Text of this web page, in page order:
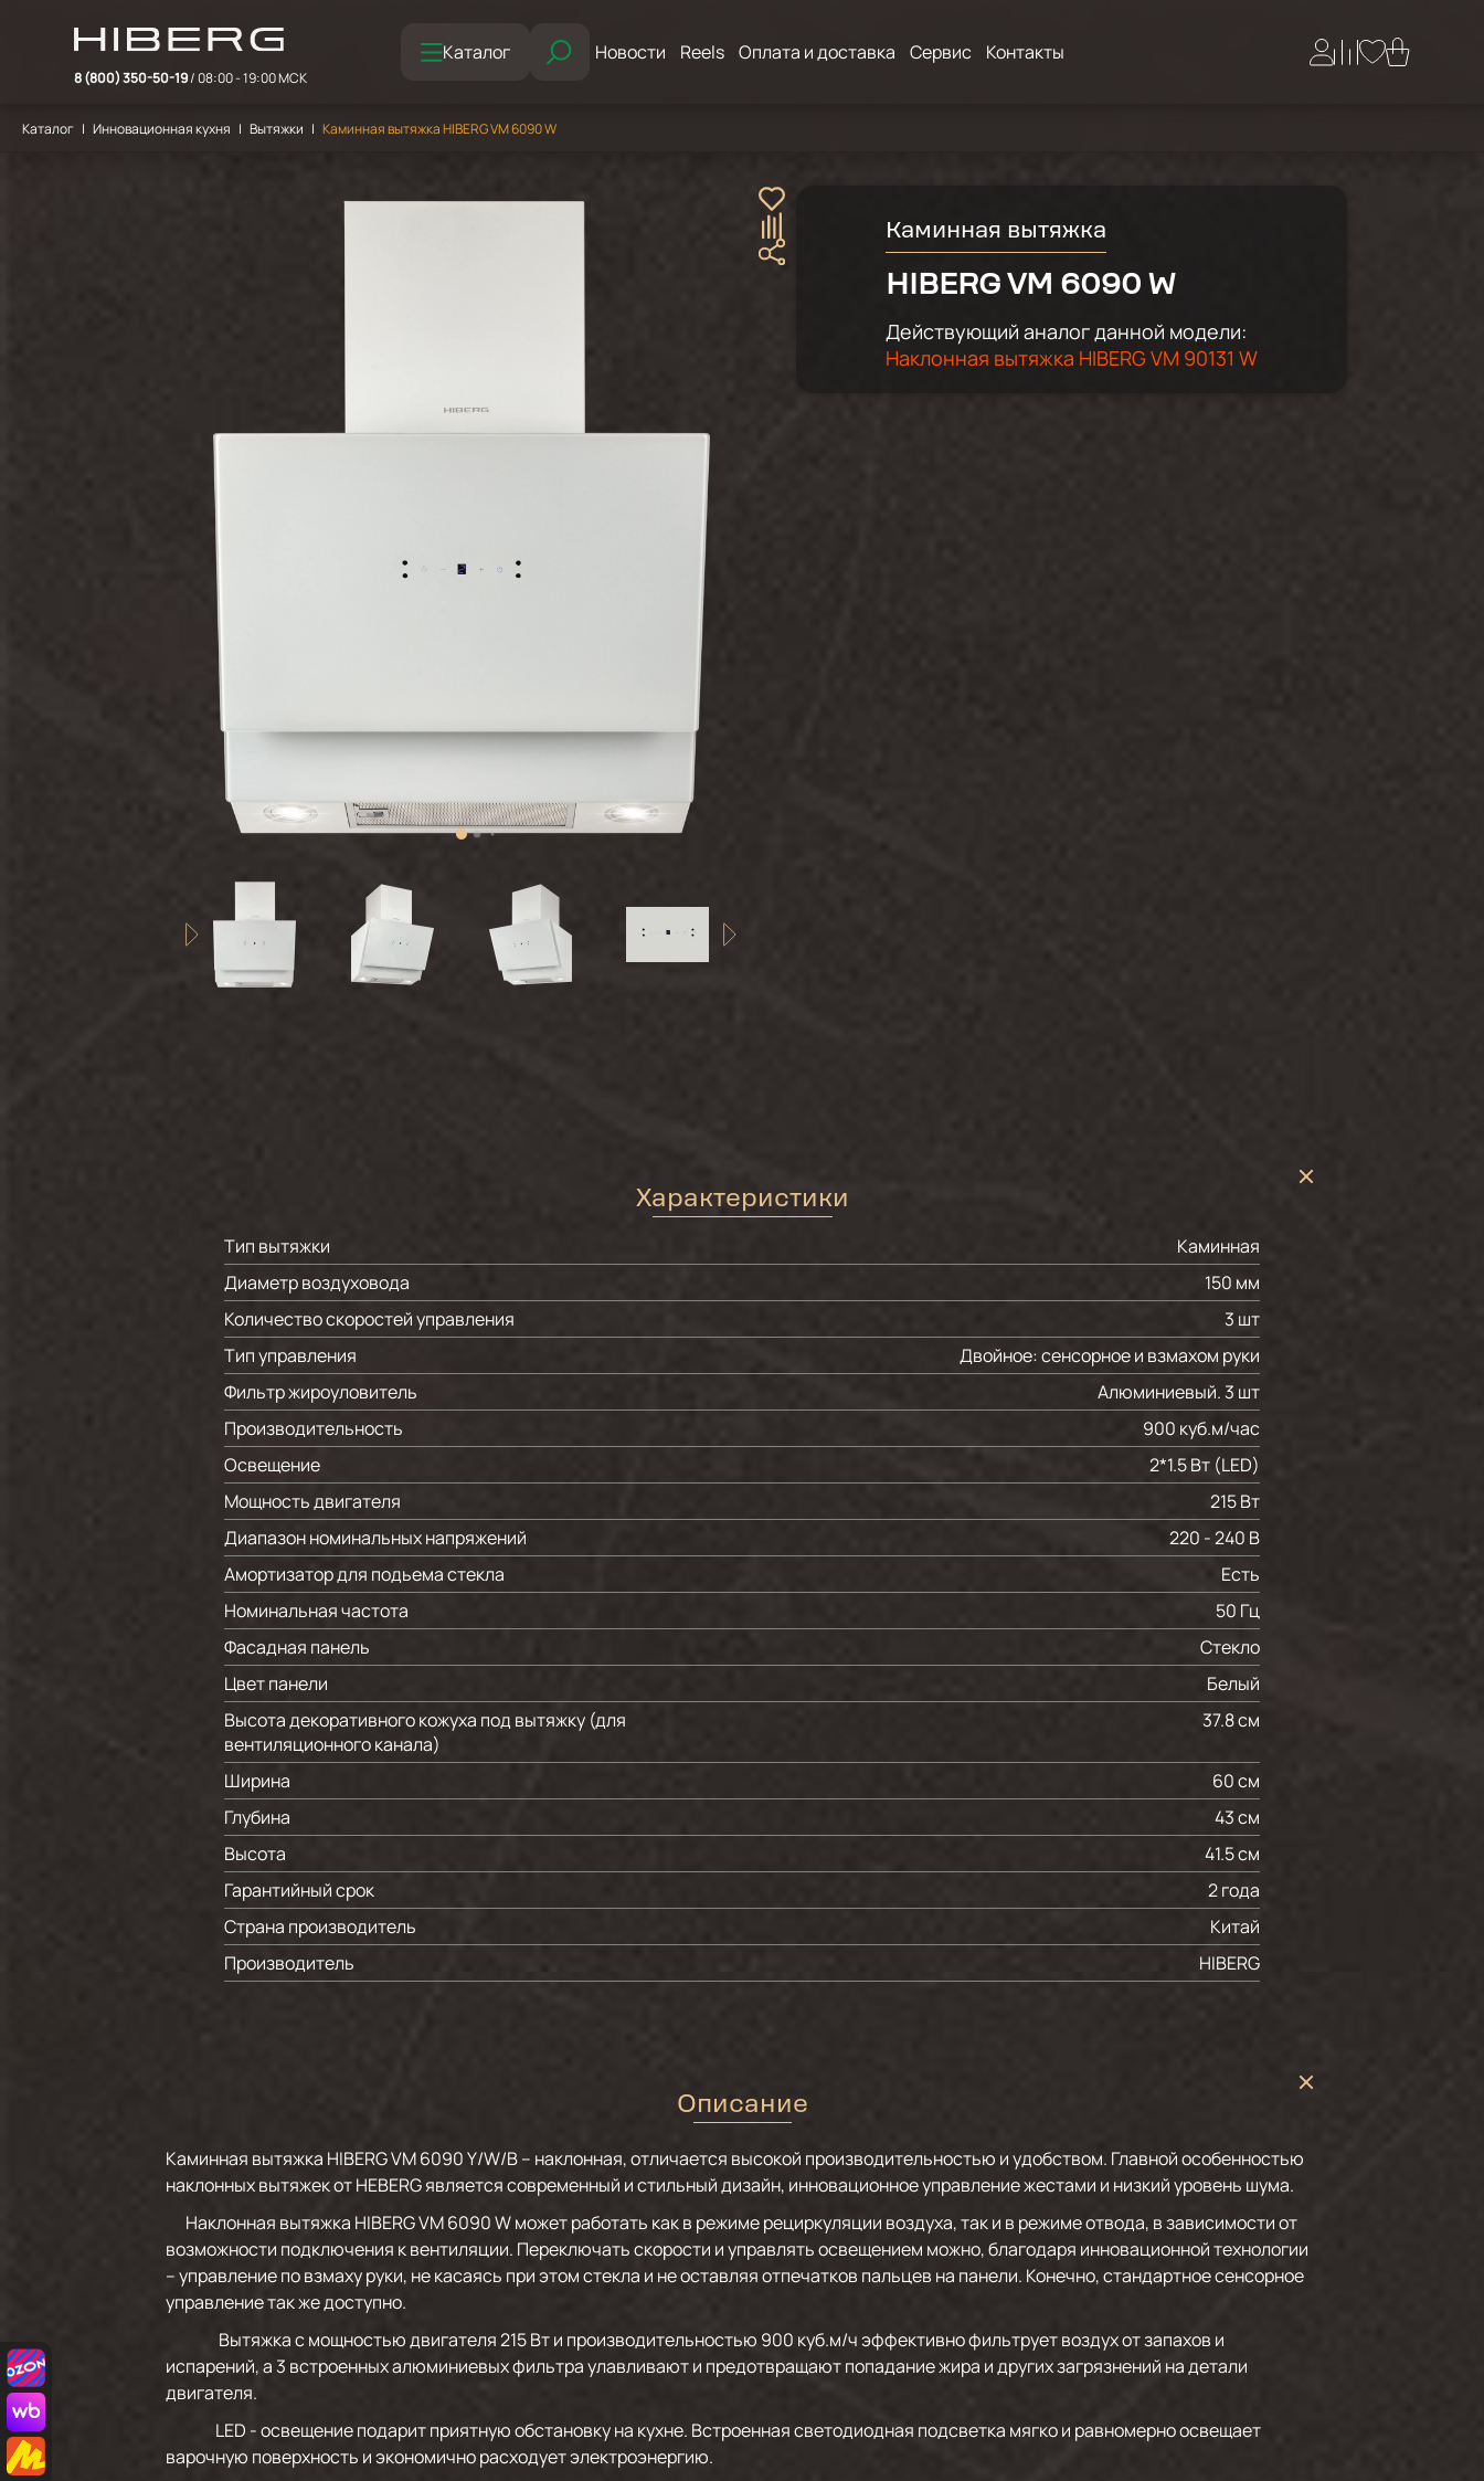
8 (800) 350-50-19/ 08:00 - 19:00 МСК
Каталог Новости Reels Оплата и доставка Сервис Контакты
Каталог Инновационная кухня Вытяжки Каминная вытяжка HIBERG VM 6090 W
Каминная вытяжка
HIBERG VM 6090 W
Действующий аналог данной модели:
Наклонная вытяжка HIBERG VM 90131 W
Характеристики
Тип вытяжки
Каминная
Диаметр воздуховода
150 мм
Количество скоростей управления
3 шт
Тип управления
Двойное: сенсорное и взмахом руки
Фильтр жироуловитель
Алюминиевый. 3 шт
Производительность
900 куб.м/час
Освещение
2*1.5 Вт (LED)
Мощность двигателя
215 Вт
Диапазон номинальных напряжений
220 - 240 В
Амортизатор для подьема стекла
Есть
Номинальная частота
50 Гц
Фасадная панель
Стекло
Цвет панели
Белый
Высота декоративного кожуха под вытяжку (для
вентиляционного канала)
37.8 см
Ширина
60 см
Глубина
43 см
Высота
41.5 см
Гарантийный срок
2 года
Страна производитель
Китай
Производитель
HIBERG
Описание
Каминная вытяжка HIBERG VM 6090 Y/W/B – наклонная, отличается высокой производительностью и удобством. Главной особенностью
наклонных вытяжек от HEBERG является современный и стильный дизайн, инновационное управление жестами и низкий уровень шума.
Наклонная вытяжка HIBERG VM 6090 W может работать как в режиме рециркуляции воздуха, так и в режиме отвода, в зависимости от
возможности подключения к вентиляции. Переключать скорости и управлять освещением можно, благодаря инновационной технологии
– управление по взмаху руки, не касаясь при этом стекла и не оставляя отпечатков пальцев на панели. Конечно, стандартное сенсорное
управление так же доступно.
Вытяжка с мощностью двигателя 215 Вт и производительностью 900 куб.м/ч эффективно фильтрует воздух от запахов и
испарений, а 3 встроенных алюминиевых фильтра улавливают и предотвращают попадание жира и других загрязнений на детали
двигателя.
LED - освещение подарит приятную обстановку на кухне. Встроенная светодиодная подсветка мягко и равномерно освещает
варочную поверхность и экономично расходует электроэнергию.